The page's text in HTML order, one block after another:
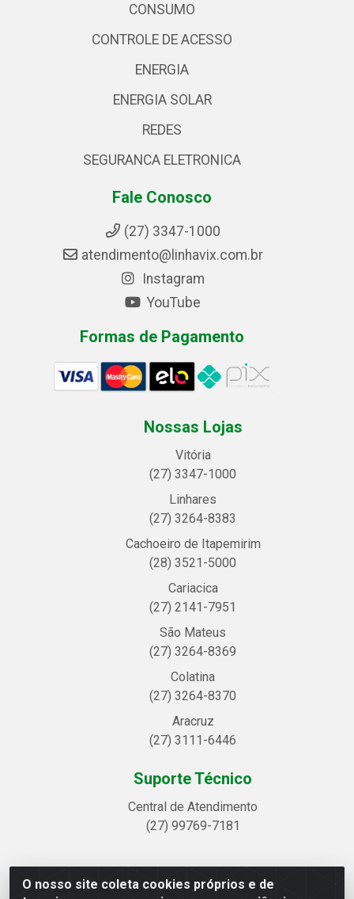
O nosso site coleta cookies próprios e de
CONSUMO
CONTROLE DE ACESSO
ENERGIA
ENERGIA SOLAR
REDES
SEGURANCA ELETRONICA
Fale Conosco
(27) 3347-1000
atendimento@linhavix.com.br
Instagram
YouTube
Formas de Pagamento
Nossas Lojas
Vitória
(27) 3347-1000
Linhares
(27) 3264-8383
Cachoeiro de Itapemirim
(28) 3521-5000
Cariacica
(27) 2141-7951
São Mateus
(27) 3264-8369
Colatina
(27) 3264-8370
Aracruz
(27) 3111-6446
Suporte Técnico
Central de Atendimento
(27) 99769-7181
Linhavix Distribuidora LTDA - Avenida Alegre, 2521 -